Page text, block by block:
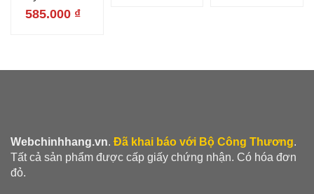
585.000 ₫
Webchinhhang.vn. Đã khai báo với Bộ Công Thương.
Tất cả sản phẩm được cấp giấy chứng nhận. Có hóa đơn
đỏ.